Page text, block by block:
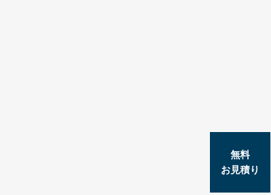
無料
お見積り